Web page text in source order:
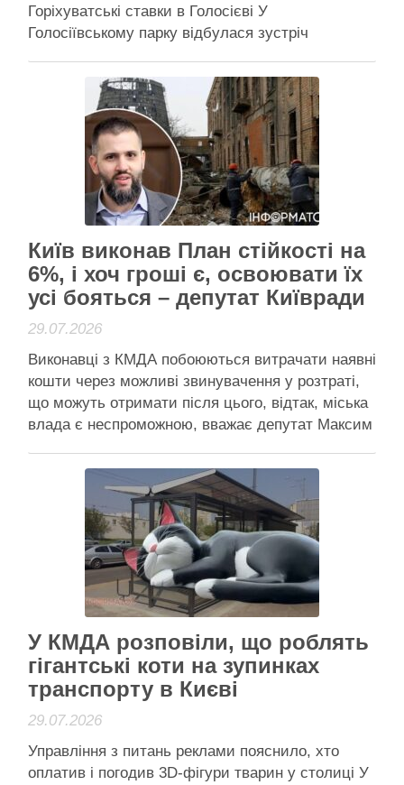
Горіхуватські ставки в Голосієві У
Голосіївському парку відбулася зустріч
Горіхуватських ставків – учасники намітили
план дій і розподілили, хто за що відповідатиме.
Раніше у Київраді наполягали на порятунку
водойм через постійний сморід і загиблу …
Читати далі
Активісти району
Київ виконав План стійкості на
6%, і хоч гроші є, освоювати їх
усі бояться – депутат Київради
29.07.2026
Виконавці з КМДА побоюються витрачати наявні
кошти через можливі звинувачення у розтраті,
що можуть отримати після цього, відтак, міська
влада є неспроможною, вважає депутат Максим
стійкості на 6%, не підготувавшись до важкої
зими, вважає депутат Київради Максим
Нефьодов Станом на кінець липня 2026 року …
Читати далі
Активісти району
У КМДА розповіли, що роблять
гігантські коти на зупинках
транспорту в Києві
29.07.2026
Управління з питань реклами пояснило, хто
оплатив і погодив 3D-фігури тварин у столиці У